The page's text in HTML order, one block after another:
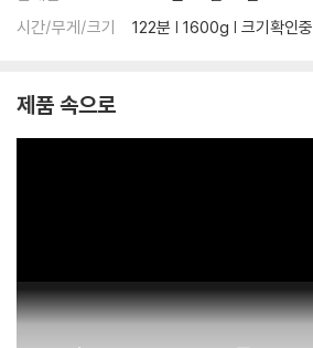
시간/무게/크기
122분 | 1600g | 크기확인중
제품 속으로